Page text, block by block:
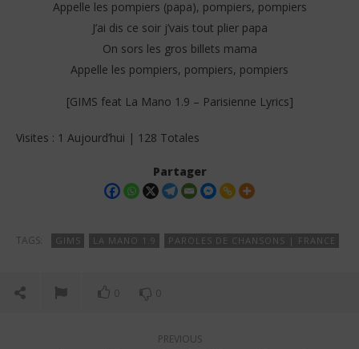
Appelle les pompiers (papa), pompiers, pompiers
J’ai dis ce soir j’vais tout plier papa
On sors les gros billets mama
Appelle les pompiers, pompiers, pompiers
[GIMS feat La Mano 1.9 – Parisienne Lyrics]
Visites : 1 Aujourd’hui | 128 Totales
Partager
TAGS: GIMS LA MANO 1.9 PAROLES DE CHANSONS | FRANCE
0 0
PREVIOUS